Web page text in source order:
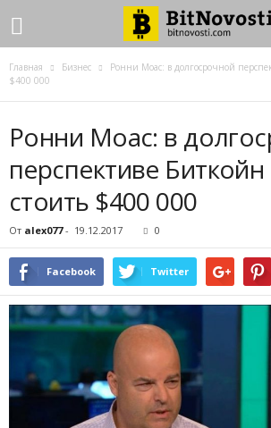
Главная Бизнес
Ронни Моас: в долгосрочной
$400 000
Ронни Моас: в
перспективе Биткойн
стоить $400 000
От alex077- 19.12.2017 0
Facebook Twitter